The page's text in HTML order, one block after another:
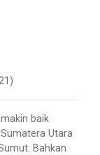
baik
Utara
Bahkan